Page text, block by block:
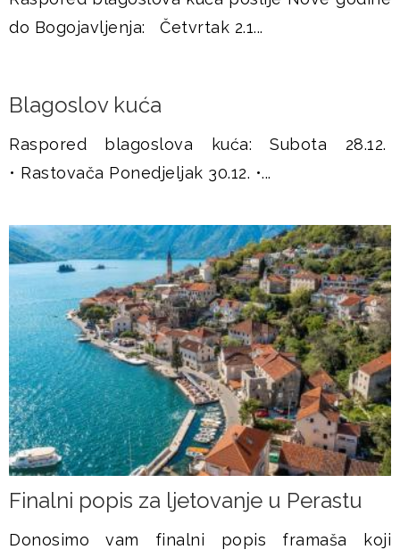
u
e
do Bogojavljenja: Četvrtak 2.1...
Blagoslov kuća
Raspored blagoslova kuća: Subota 28.12.
• Rastovača Ponedjeljak 30.12. •...
Finalni popis za ljetovanje u Perastu
Donosimo vam finalni popis framaša koji